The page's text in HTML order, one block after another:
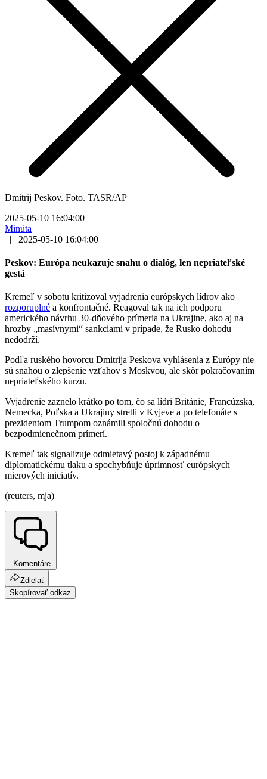
Dmitrij Peskov. Foto. TASR/AP
2025-05-10 16:04:00
Minúta
|
2025-05-10 16:04:00
Peskov: Európa neukazuje snahu o dialóg, len nepriateľské
gestá
Kremeľ v sobotu kritizoval vyjadrenia európskych lídrov ako
rozporuplné a konfrontačné. Reagoval tak na ich podporu
amerického návrhu 30-dňového prímeria na Ukrajine, ako aj na
hrozby „masívnymi“ sankciami v prípade, že Rusko dohodu
nedodrží.
Podľa ruského hovorcu Dmitrija Peskova vyhlásenia z Európy nie
sú snahou o zlepšenie vzťahov s Moskvou, ale skôr pokračovaním
nepriateľského kurzu.
Vyjadrenie zaznelo krátko po tom, čo sa lídri Británie, Francúzska,
Nemecka, Poľska a Ukrajiny stretli v Kyjeve a po telefonáte s
prezidentom Trumpom oznámili spoločnú dohodu o
bezpodmienečnom prímerí.
Kremeľ tak signalizuje odmietavý postoj k západnému
diplomatickému tlaku a spochybňuje úprimnosť európskych
mierových iniciatív.
(reuters, mja)
Komentáre
Zdielať
Skopírovať odkaz